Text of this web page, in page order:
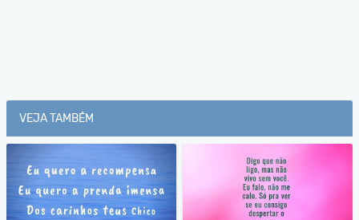
VEJA TAMBÉM